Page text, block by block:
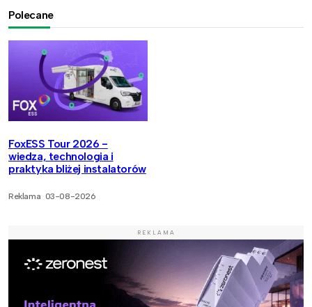
Polecane
FoxESS Tour 2026 -
wiedza, technologia i
praktyka bliżej instalatorów
Reklama 03-08-2026
REKLAMA